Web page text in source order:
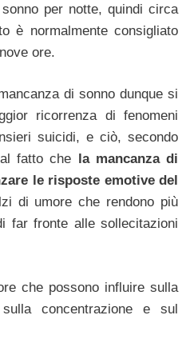
per notte, quindi circa
è normalmente consigliato
ore.
di sonno dunque si
ricorrenza di fenomeni
suicidi, e ciò, secondo
fatto che
la mancanza di
le risposte emotive del
di umore che rendono più
far fronte alle sollecitazioni
che possono influire sulla
concentrazione e sul